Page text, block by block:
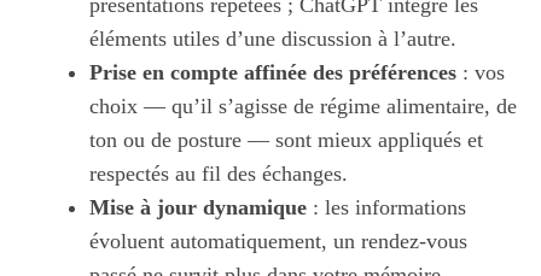
présentations répétées ; ChatGPT intègre les
éléments utiles d’une discussion à l’autre.
Prise en compte affinée des préférences : vos
choix — qu’il s’agisse de régime alimentaire, de
ton ou de posture — sont mieux appliqués et
respectés au fil des échanges.
Mise à jour dynamique : les informations
évoluent automatiquement, un rendez-vous